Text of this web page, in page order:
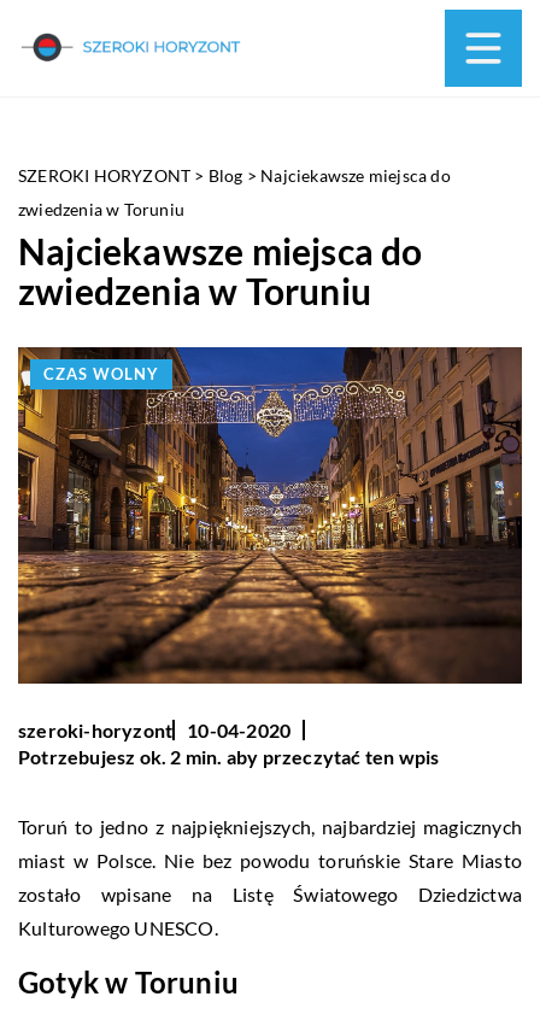
SZEROKI HORYZONT > Blog > Najciekawsze miejsca do
zwiedzenia w Toruniu
Najciekawsze miejsca do
zwiedzenia w Toruniu
CZAS WOLNY
szeroki-horyzont
10-04-2020
Potrzebujesz ok. 2 min. aby przeczytać ten wpis
Toruń to jedno z najpiękniejszych, najbardziej magicznych
miast w Polsce. Nie bez powodu toruńskie Stare Miasto
zostało wpisane na Listę Światowego Dziedzictwa
Kulturowego UNESCO.
Gotyk w Toruniu